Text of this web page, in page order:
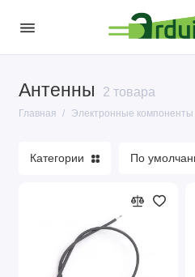
Антенны 2 товара
Главная Электронные компоненты
Антенны
Диоды
Кнопки и переключатели
Конденсаторы
Категории